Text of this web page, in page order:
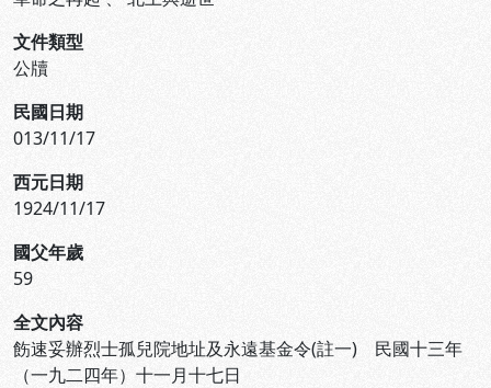
文件類型
公牘
民國日期
013/11/17
西元日期
1924/11/17
國父年歲
59
全文內容
飭速妥辦烈士孤兒院地址及永遠基金令(註一) 民國十三年
（一九二四年）十一月十七日